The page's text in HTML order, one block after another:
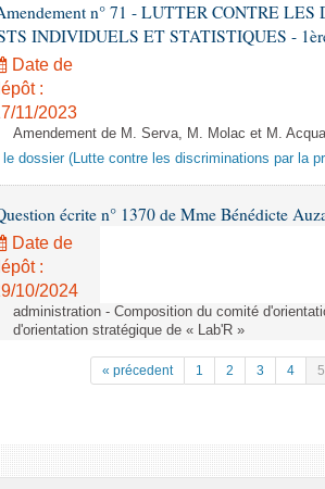
n° 71 - LUTTER CONTRE
INDIVIDUELS ET STATISTIQUES -
Date de
:
11/2023
Amendement de M. Serva, M. Molac et M.
le dossier (Lutte contre les discriminations par la
écrite n° 1370 de Mme Bénédicte
Date de
:
10/2024
administration - Composition du comité
d'orientation stratégique de « Lab'R »
« précedent 1 2 3 4 5